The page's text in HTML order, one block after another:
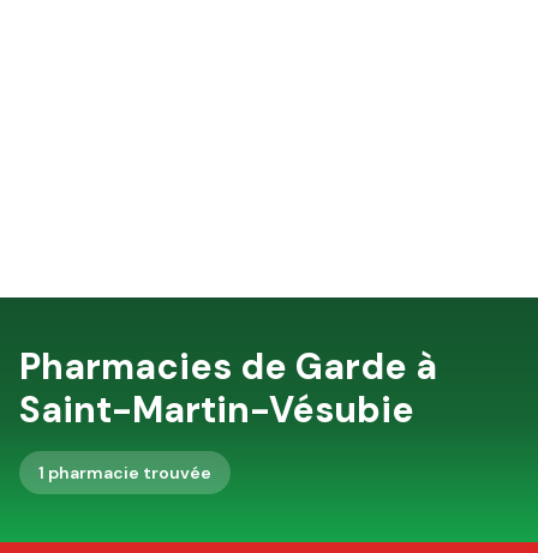
Pharmacies de Garde à
Saint-Martin-Vésubie
1 pharmacie trouvée